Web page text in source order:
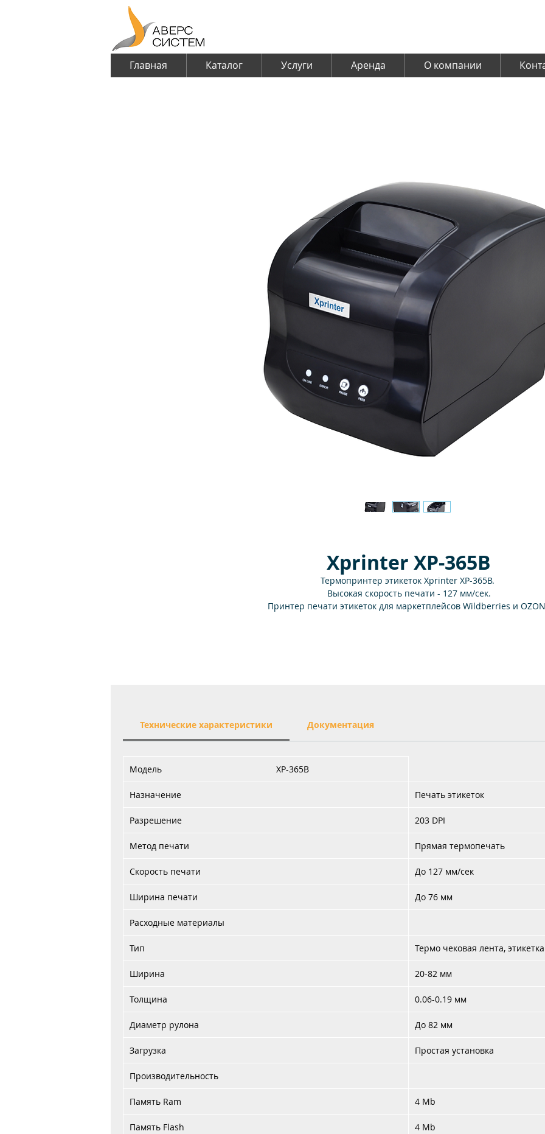
Главная Каталог Услуги Аренда О компании
Xprinter XP-365B
Термопринтер этикеток Xprinter XP-365B.
Высокая скорость печати - 127 мм/сек.
Принтер печати этикеток для маркетплейсов Wildberries и
Технические характеристики Документация
Модель XP-365B
Назначение Печать этикеток
Разрешение 203 DPI
Метод печати Прямая термопечать
Скорость печати До 127 мм/сек
Ширина печати До 76 мм
Расходные материалы
Тип Термо чековая лента, этикетка
Ширина 20-82 мм
Толщина 0.06-0.19 мм
Диаметр рулона До 82 мм
Загрузка Простая установка
Производительность
Память Ram 4 Mb
Память Flash 4 Mb